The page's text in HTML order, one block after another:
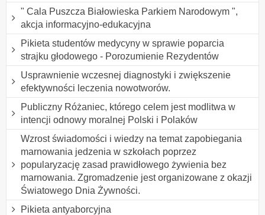
" Cala Puszcza Białowieska Parkiem Narodowym ",
akcja informacyjno-edukacyjna
Pikieta studentów medycyny w sprawie poparcia
strajku głodowego - Porozumienie Rezydentów
Usprawnienie wczesnej diagnostyki i zwiększenie
efektywności leczenia nowotworów.
Publiczny Różaniec, którego celem jest modlitwa w
intencji odnowy moralnej Polski i Polaków
Wzrost świadomości i wiedzy na temat zapobiegania
marnowania jedzenia w szkołach poprzez
popularyzację zasad prawidłowego żywienia bez
marnowania. Zgromadzenie jest organizowane z okazji
Światowego Dnia Żywności.
Pikieta antyaborcyjna